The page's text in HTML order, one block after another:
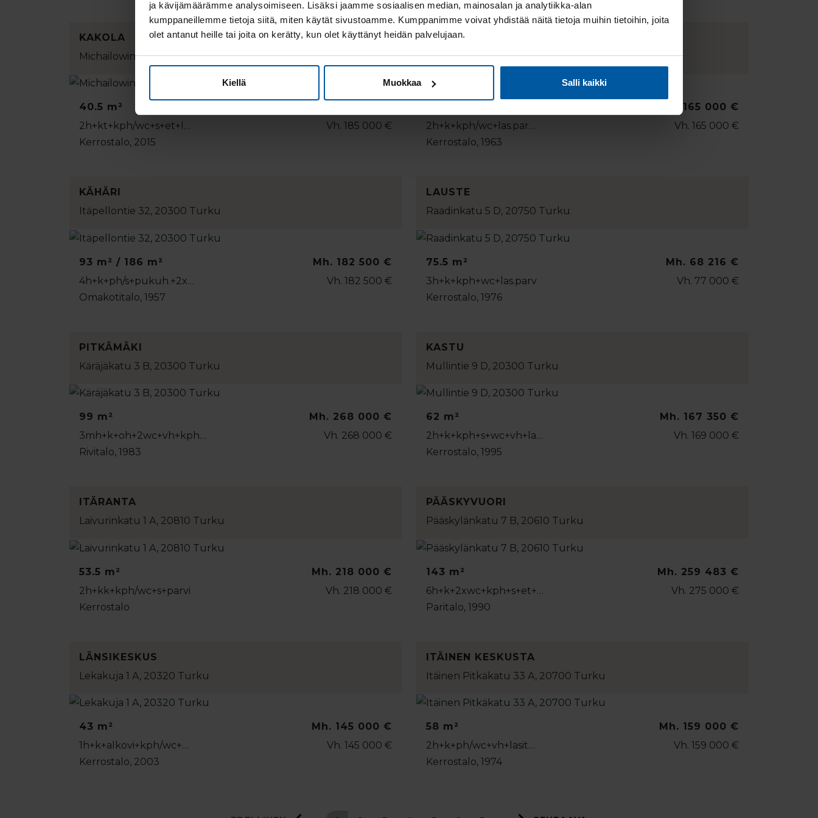
ja kävijämäärämme analysoimiseen. Lisäksi jaamme sosiaalisen median, mainosalan ja analytiikka-alan
kumppaneillemme tietoja siitä, miten käytät sivustoamme. Kumppanimme voivat yhdistää näitä tietoja muihin tietoihin, joita
olet antanut heille tai joita on kerätty, kun olet käyttänyt heidän palvelujaan.
Kiellä Muokkaa Salli kaikki
KAKOLA
Michailowinkatu 4 B, 20100 Turku
40.5 m²
2h+kt+kph/wc+s+et+l…
Kerrostalo, 2015
Vh. 185 000 €
KESKUSTA
Kaivokatu 14b A, 20520 Turku
2h+k+kph/wc+las.par…
Kerrostalo, 1963
Mh. 165 000 €
Vh. 165 000 €
KÄHÄRI
Itäpellontie 32, 20300 Turku
93 m² / 186 m²
4h+k+ph/s+pukuh.+2x…
Omakotitalo, 1957
Mh. 182 500 €
Vh. 182 500 €
LAUSTE
Raadinkatu 5 D, 20750 Turku
75.5 m²
3h+k+kph+wc+las.parv
Kerrostalo, 1976
Mh. 68 216 €
Vh. 77 000 €
PITKÄMÄKI
Käräjäkatu 3 B, 20300 Turku
99 m²
3mh+k+oh+2wc+vh+kph…
Rivitalo, 1983
Mh. 268 000 €
Vh. 268 000 €
KASTU
Mullintie 9 D, 20300 Turku
62 m²
2h+k+kph+s+wc+vh+la…
Kerrostalo, 1995
Mh. 167 350 €
Vh. 169 000 €
ITÄRANTA
Laivurinkatu 1 A, 20810 Turku
53.5 m²
2h+kk+kph/wc+s+parvi
Kerrostalo
Mh. 218 000 €
Vh. 218 000 €
PÄÄSKYVUORI
Pääskylänkatu 7 B, 20610 Turku
143 m²
6h+k+2xwc+kph+s+et+…
Paritalo, 1990
Mh. 259 483 €
Vh. 275 000 €
LÄNSIKESKUS
Lekakuja 1 A, 20320 Turku
43 m²
1h+k+alkovi+kph/wc+…
Kerrostalo, 2003
Mh. 145 000 €
Vh. 145 000 €
ITÄINEN KESKUSTA
Itäinen Pitkäkatu 33 A, 20700 Turku
58 m²
2h+k+ph/wc+vh+lasit…
Kerrostalo, 1974
Mh. 159 000 €
Vh. 159 000 €